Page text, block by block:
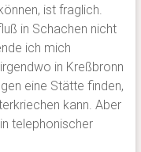
ist fraglich.
in Schachen nicht
ich mich
in Kreßbronn
eine Stätte finden,
kann. Aber
telephonischer